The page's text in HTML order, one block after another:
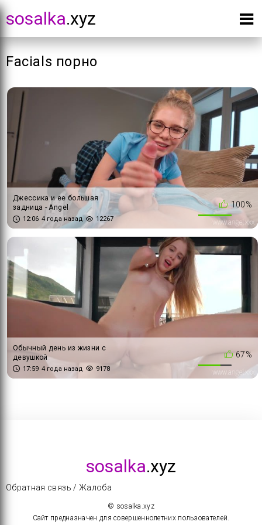
sosalka.xyz
Facials порно
100%
Джессика и ее большая
задница - Angel
12:06 4 года назад 12267
67%
Обычный день из жизни с
девушкой
17:59 4 года назад 9178
sosalka.xyz
Обратная связь / Жалоба
© sosalka.xyz
Сайт предназначен для совершеннолетних пользователей.